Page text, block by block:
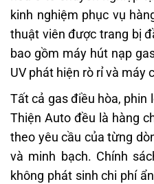
kinh nghiệm phục vụ
thuật viên được trang bị
bao gồm máy hút nạp
UV phát hiện rò rỉ và máy
Tất cả gas điều hòa, phin
Thiện Auto đều là hàng
theo yêu cầu của từng
và minh bạch. Chính
không phát sinh chi phí